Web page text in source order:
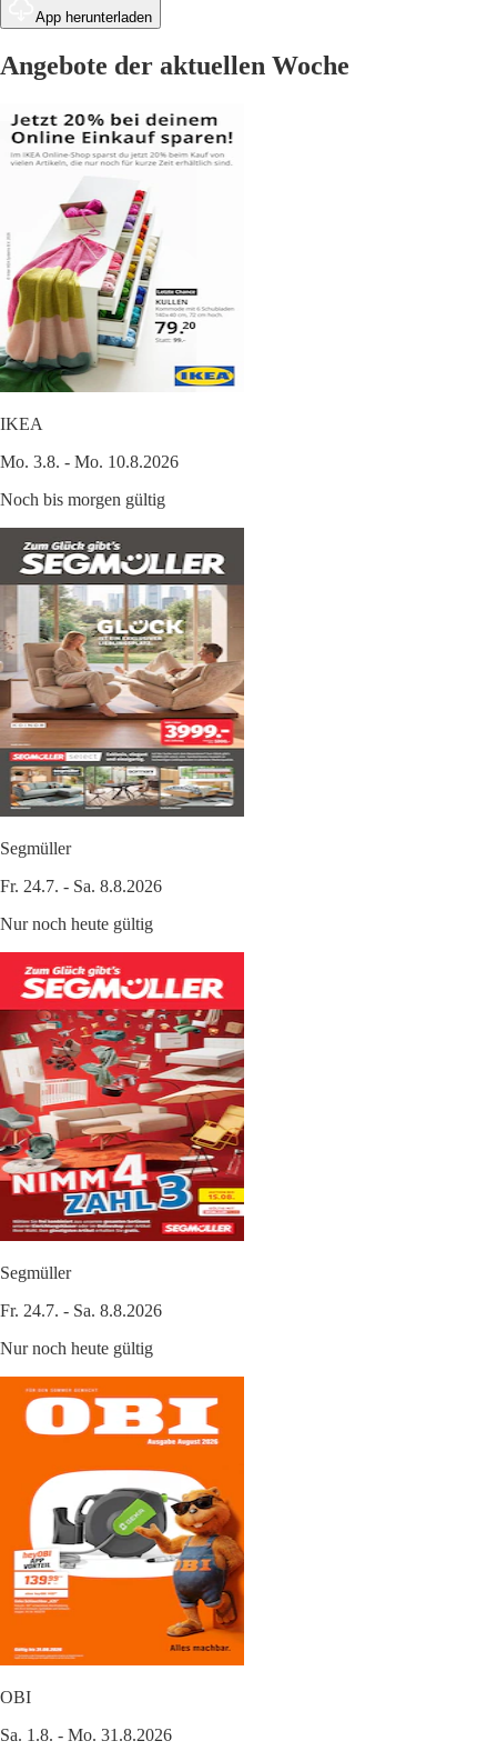
App herunterladen
Angebote der aktuellen Woche
IKEA
Mo. 3.8. - Mo. 10.8.2026
Noch bis morgen gültig
Segmüller
Fr. 24.7. - Sa. 8.8.2026
Nur noch heute gültig
Segmüller
Fr. 24.7. - Sa. 8.8.2026
Nur noch heute gültig
OBI
Sa. 1.8. - Mo. 31.8.2026